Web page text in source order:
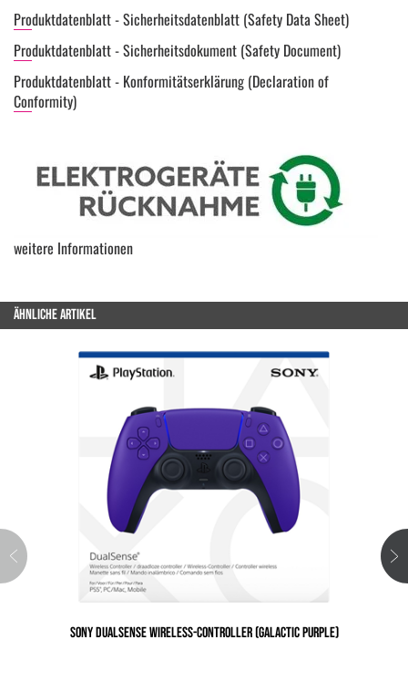
Produktdatenblatt - Sicherheitsdatenblatt (Safety Data Sheet)
Produktdatenblatt - Sicherheitsdokument (Safety Document)
Produktdatenblatt - Konformitätserklärung (Declaration of
Conformity)
weitere Informationen
ÄHNLICHE ARTIKEL
SONY DUALSENSE WIRELESS-CONTROLLER (GALACTIC PURPLE)